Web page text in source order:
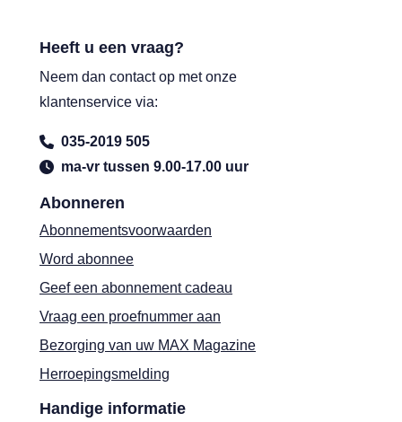
Abonneren
Abonnementsvoorwaarden
Word abonnee
Geef een abonnement cadeau
Vraag een proefnummer aan
Bezorging van uw MAX Magazine
Herroepingsmelding
Handige informatie
Heeft u een vraag?
Neem dan contact op met onze
klantenservice via:
035-2019 505
ma-vr tussen 9.00-17.00 uur